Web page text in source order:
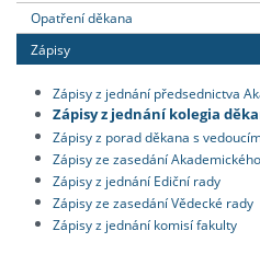
Opatření děkana
Zápisy
Zápisy z jednání předsednictva
Zápisy z jednání kolegia
Zápisy z porad děkana s
Zápisy ze zasedání
Zápisy z jednání Ediční rady
Zápisy ze zasedání Vědecké rady
Zápisy z jednání komisí fakulty